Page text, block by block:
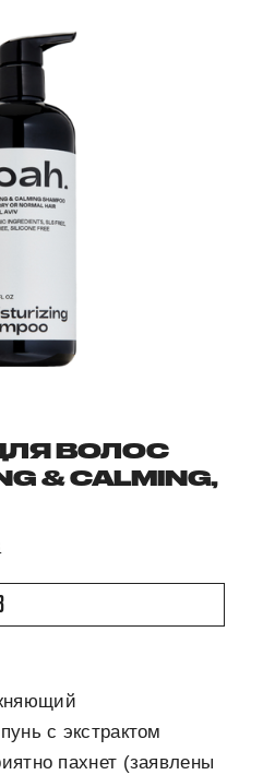
ВОЛОС
& CALMING,
с экстрактом
пахнет (заявлены